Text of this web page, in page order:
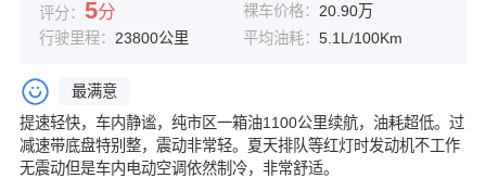
评分： 5分 裸车价格： 20.90万
行驶里程： 23800公里 平均油耗： 5.1L/100Km
最满意
提速轻快，车内静谧，纯市区一箱油1100公里续航，油耗超低。过
减速带底盘特别整，震动非常轻。夏天排队等红灯时发动机不工作
无震动但是车内电动空调依然制冷，非常舒适。